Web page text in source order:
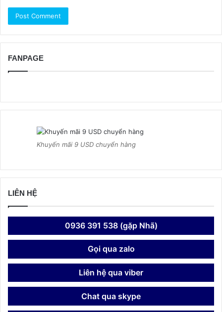
FANPAGE
Khuyến mãi 9 USD chuyển hàng
LIÊN HỆ
0936 391 538 (gặp Nhã)
Gọi qua zalo
Liên hệ qua viber
Chat qua skype